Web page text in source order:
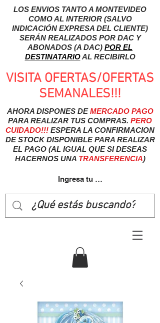
LOS ENVIOS TANTO A MONTEVIDEO
COMO AL INTERIOR (SALVO
INDICACIÓN EXPRESA DEL CLIENTE)
SERÁN REALIZADOS POR DAC Y
ABONADOS (A DAC) POR EL
DESTINATARIOAL RECIBIRLO
VISITA OFERTAS/OFERTAS
SEMANALES!!!
AHORA DISPONES DEMERCADO PAGO
PARA REALIZAR TUS COMPRAS. PERO
CUIDADO!!! ESPERA LA CONFIRMACION
DE STOCK DISPONIBLE PARA REALIZAR
EL PAGO (AL IGUAL QUE SI DESEAS
HACERNOS UNA TRANSFERENCIA)
Ingresa tu usuairo